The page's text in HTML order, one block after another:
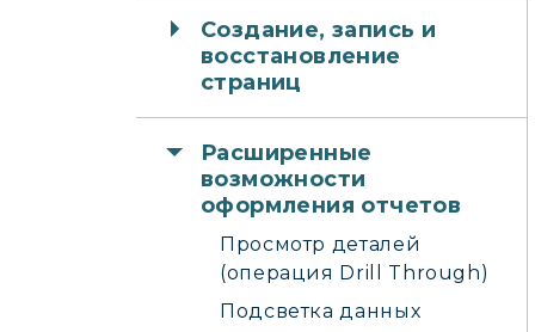
Создание, запись и
восстановление
страниц
Расширенные
возможности
оформления отчетов
Просмотр деталей
(операция Drill Through)
Подсветка данных